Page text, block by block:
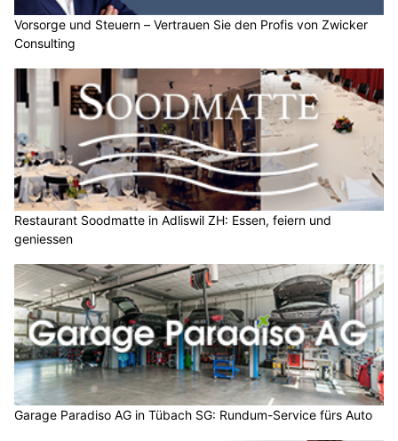
Vorsorge und Steuern – Vertrauen Sie den Profis von Zwicker
Consulting
Restaurant Soodmatte in Adliswil ZH: Essen, feiern und
geniessen
Garage Paradiso AG in Tübach SG: Rundum-Service fürs Auto